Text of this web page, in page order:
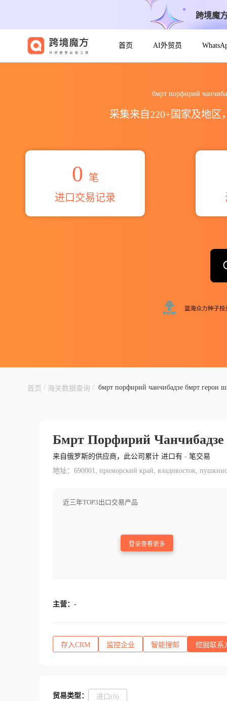
跨境魔
首页 AI外贸员
бмрт порфирий
采集来自220+国家及地
0 笔
进口交易记录
首页 / 海关数据查询 / бмрт порфирий чанчибадзе бмрт герои
来自俄罗斯的供应商，此公司累计 进口有 -笔交易
地址：690001, приморский край, владивосток,
近三年TOP3出口交易产品
登录查看更多
主营： -
存入CRM 监控企业 智能搜邮 挖掘联系
贸易类型： 进口(0)